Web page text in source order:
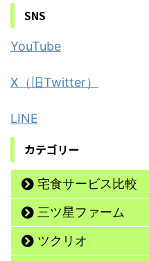
SNS
YouTube
X（旧Twitter）
LINE
カテゴリー
宅食サービス比較
三ツ星ファーム
ツクリオ